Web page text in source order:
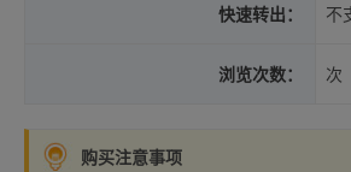
快速转出： 不
浏览次数： 次
购买注意事项